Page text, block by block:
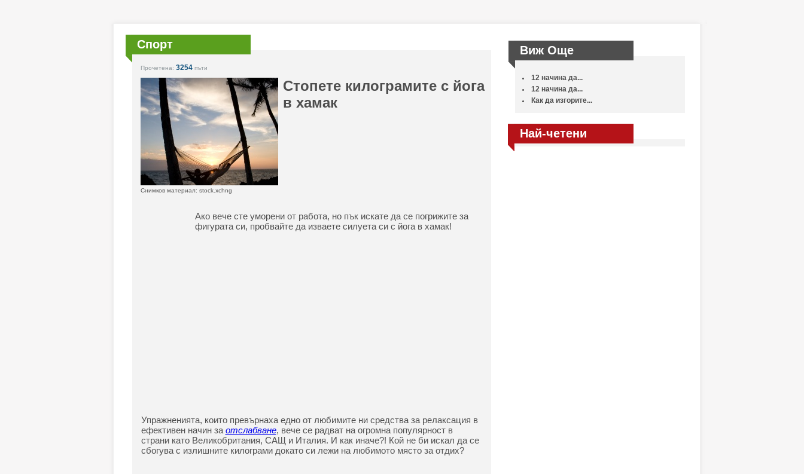
Спорт
Прочетена: 3254пъти
Стопете килограмите с йога
в хамак
Снимков материал: stock.xchng
Ако вече сте уморени от работа, но пък искате да се погрижите за
фигурата си, пробвайте да изваете силуета си с йога в хамак!
Упражненията, които превърнаха едно от любимите ни средства за релаксация в
ефективен начин за отслабване, вече се радват на огромна популярност в
страни като Великобритания, САЩ и Италия. И как иначе?! Кой не би искал да се
сбогува с излишните килограми докато си лежи на любимото място за отдих?
Виж Още
12 начина да...
12 начина да...
Как да изгорите...
Най-четени